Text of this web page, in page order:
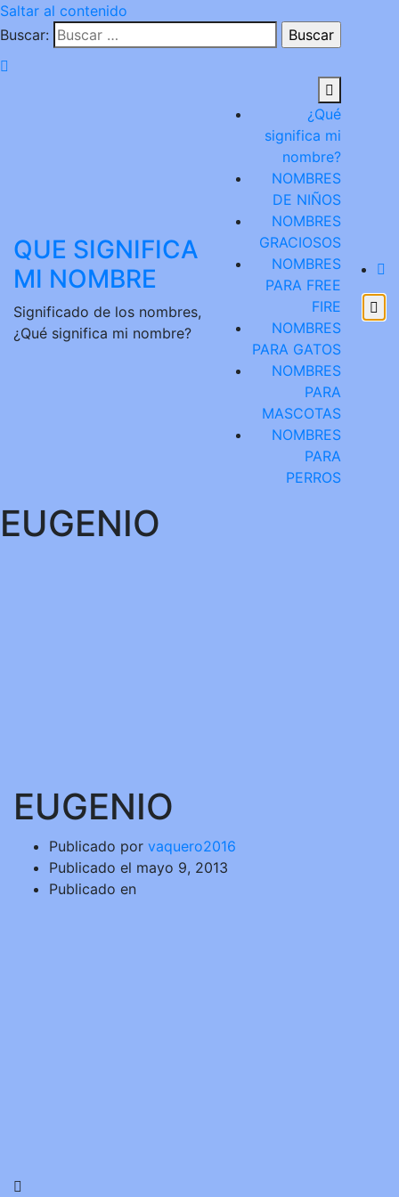
Saltar al contenido
Buscar:
QUE SIGNIFICA
MI NOMBRE
Significado de los nombres,
¿Qué significa mi nombre?
¿Qué
significa mi
nombre?
NOMBRES
DE NIÑOS
NOMBRES
GRACIOSOS
NOMBRES
PARA FREE
FIRE
NOMBRES
PARA GATOS
NOMBRES
PARA
MASCOTAS
NOMBRES
PARA
PERROS
EUGENIO
EUGENIO
Publicado por vaquero2016
Publicado el mayo 9, 2013
Publicado en